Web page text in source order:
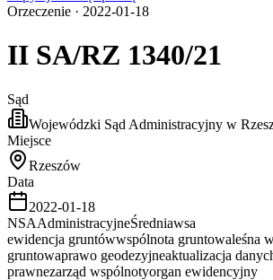
Orzeczenie · 2022-01-18
II SA/RZ 1340/21
Sąd
Wojewódzki Sąd Administracyjny w
Miejsce
Rzeszów
Data
2022-01-18
NSAAdministracyjneŚredniawsa
ewidencja gruntówwspólnota gruntowaleśna
gruntowaprawo geodezyjneaktualizacja
prawnezarząd wspólnotyorgan ewidencyjny